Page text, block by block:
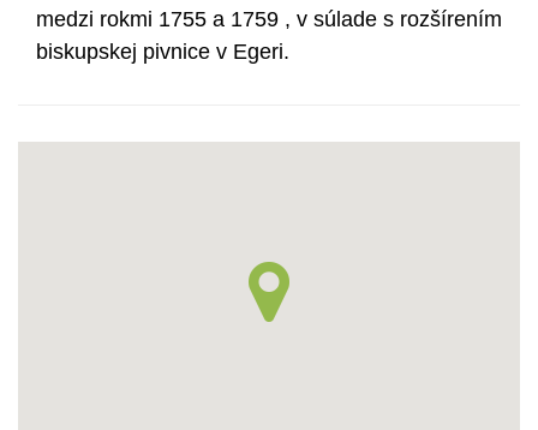
medzi rokmi 1755 a 1759 , v súlade s rozšírením
biskupskej pivnice v Egeri.